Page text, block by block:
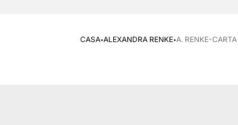
CASA·ALEXANDRA RENKE·A. RENKE-